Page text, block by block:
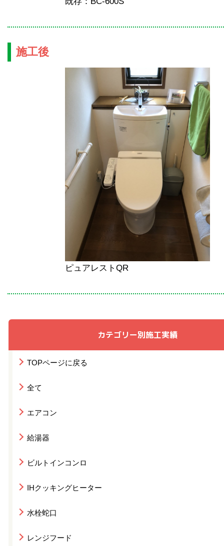
カテゴリー別施工実績
TOPページに戻る
全て
エアコン
給湯器
ビルトインコンロ
IHクッキングヒーター
水栓蛇口
レンジフード
施工後
ピュアレストQR